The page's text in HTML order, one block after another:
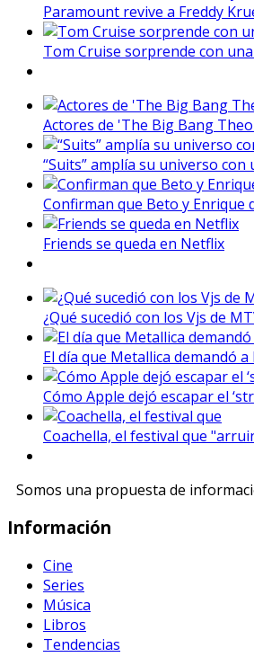
Paramount revive a Freddy
Tom Cruise sorprende con
Actores de 'The Big Bang
“Suits” amplía su universo
Confirman que Beto y Enrique
Friends se queda en Netflix
¿Qué sucedió con los Vjs de
El día que Metallica demandó
Cómo Apple dejó escapar el
Coachella, el festival que
Somos una propuesta de
Información
Cine
Series
Música
Libros
Tendencias